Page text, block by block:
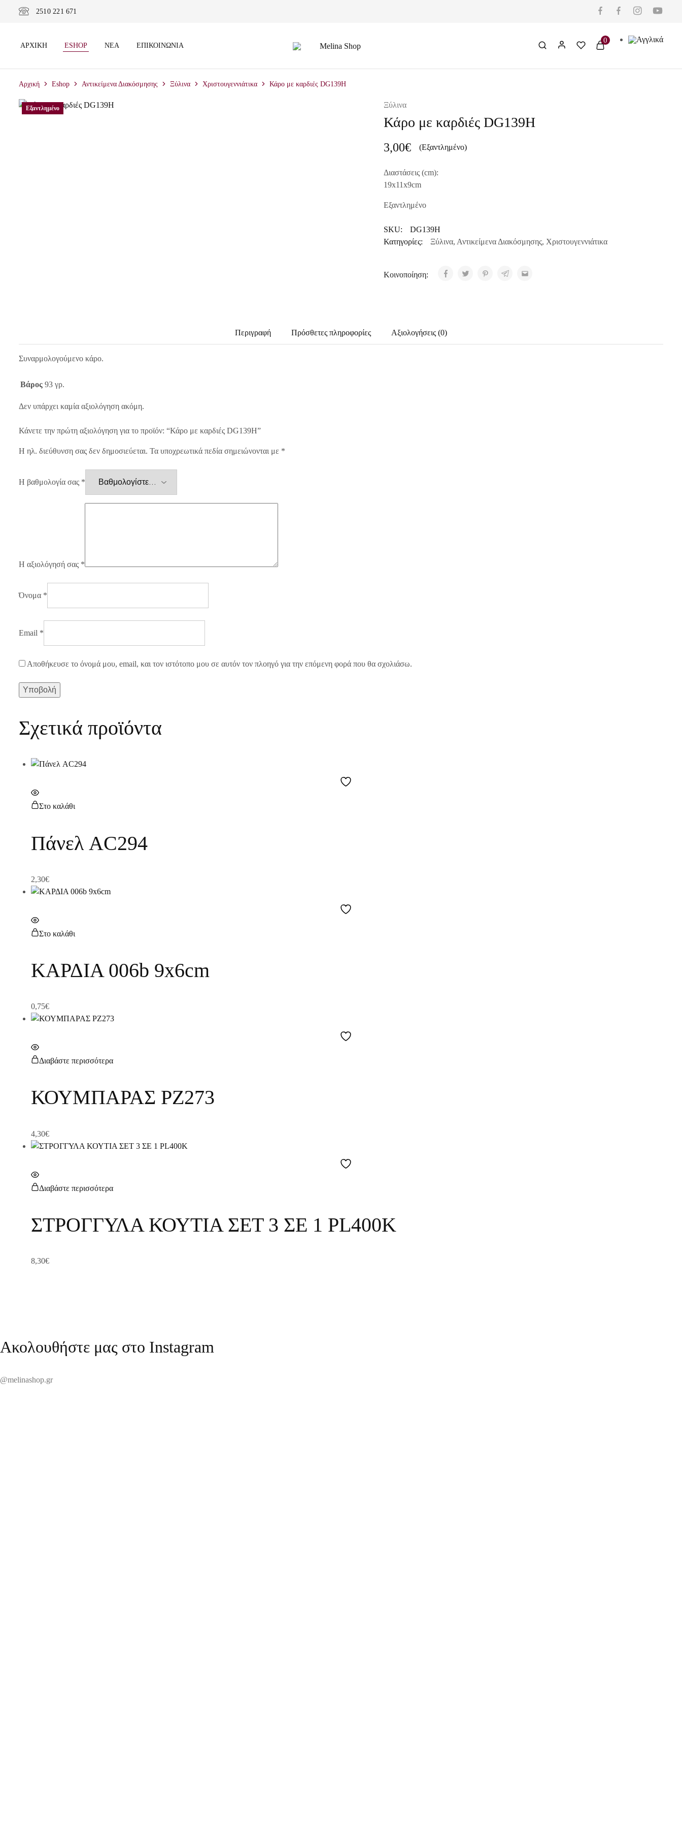
2510 221 671
ΑΡΧΙΚΉ ESHOP ΝΈΑ ΕΠΙΚΟΙΝΩΝΊΑ
Melina
0
Αρχική Eshop Αντικείμενα Διακόσμησης Ξύλινα Χριστουγεννιάτικα Κάρο με καρδιές DG139H
Εξαντλημένο Ξύλινα
Κάρο με καρδιές DG139H
3,00€ (Εξαντλημένο)
Διαστάσεις (cm):
19x11x9cm
Εξαντλημένο
SKU:
DG139H
Κατηγορίες:
Ξύλινα, Αντικείμενα Διακόσμησης, Χριστουγεννιάτικα
Κοινοποίηση:
Περιγραφή Πρόσθετες πληροφορίες Αξιολογήσεις (0)
Συναρμολογούμενο κάρο.
Βάρος 93 γρ.
Δεν υπάρχει καμία αξιολόγηση ακόμη.
Κάνετε την πρώτη αξιολόγηση για το προϊόν: “Κάρο με καρδιές DG139H”
Η ηλ. διεύθυνση σας δεν δημοσιεύεται. Τα υποχρεωτικά πεδία σημειώνονται με *
Η βαθμολογία σας *
Η αξιολόγησή σας *
Όνομα *
Email *
Αποθήκευσε το όνομά μου, email, και τον ιστότοπο μου σε αυτόν τον πλοηγό για την επόμενη φορά που θα σχολιάσω.
Σχετικά προϊόντα
Στο καλάθι
Πάνελ AC294
2,30€
Στο καλάθι
ΚΑΡΔΙΑ 006b 9x6cm
0,75€
Διαβάστε περισσότερα
Εξαντλημένο
ΚΟΥΜΠΑΡΑΣ PZ273
4,30€
Διαβάστε περισσότερα
Εξαντλημένο
ΣΤΡΟΓΓΥΛΑ ΚΟΥΤΙΑ ΣΕΤ 3 ΣΕ 1 PL400K
8,30€
Ακολουθήστε μας στο Instagram
@melinashop.gr